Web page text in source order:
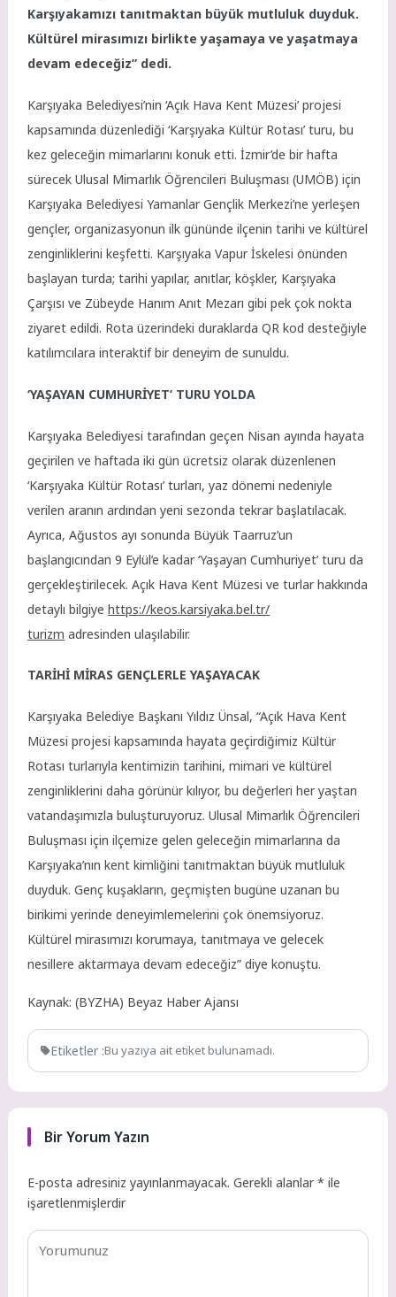
Karşıyakamızı tanıtmaktan büyük mutluluk duyduk.
Kültürel mirasımızı birlikte yaşamaya ve yaşatmaya
devam edeceğiz” dedi.
Karşıyaka Belediyesi’nin ‘Açık Hava Kent Müzesi’ projesi
kapsamında düzenlediği ‘Karşıyaka Kültür Rotası’ turu, bu
kez geleceğin mimarlarını konuk etti. İzmir’de bir hafta
sürecek Ulusal Mimarlık Öğrencileri Buluşması (UMÖB) için
Karşıyaka Belediyesi Yamanlar Gençlik Merkezi’ne yerleşen
gençler, organizasyonun ilk gününde ilçenin tarihi ve kültürel
zenginliklerini keşfetti. Karşıyaka Vapur İskelesi önünden
başlayan turda; tarihi yapılar, anıtlar, köşkler, Karşıyaka
Çarşısı ve Zübeyde Hanım Anıt Mezarı gibi pek çok nokta
ziyaret edildi. Rota üzerindeki duraklarda QR kod desteğiyle
katılımcılara interaktif bir deneyim de sunuldu.
‘YAŞAYAN CUMHURİYET’ TURU YOLDA
Karşıyaka Belediyesi tarafından geçen Nisan ayında hayata
geçirilen ve haftada iki gün ücretsiz olarak düzenlenen
‘Karşıyaka Kültür Rotası’ turları, yaz dönemi nedeniyle
verilen aranın ardından yeni sezonda tekrar başlatılacak.
Ayrıca, Ağustos ayı sonunda Büyük Taarruz’un
başlangıcından 9 Eylül’e kadar ‘Yaşayan Cumhuriyet’ turu da
gerçekleştirilecek. Açık Hava Kent Müzesi ve turlar hakkında
detaylı bilgiyehttps://keos.karsiyaka.bel.tr/
turizm adresinden ulaşılabilir.
TARİHİ MİRAS GENÇLERLE YAŞAYACAK
Karşıyaka Belediye Başkanı Yıldız Ünsal, “Açık Hava Kent
Müzesi projesi kapsamında hayata geçirdiğimiz Kültür
Rotası turlarıyla kentimizin tarihini, mimari ve kültürel
zenginliklerini daha görünür kılıyor, bu değerleri her yaştan
vatandaşımızla buluşturuyoruz. Ulusal Mimarlık Öğrencileri
Buluşması için ilçemize gelen geleceğin mimarlarına da
Karşıyaka’nın kent kimliğini tanıtmaktan büyük mutluluk
duyduk. Genç kuşakların, geçmişten bugüne uzanan bu
birikimi yerinde deneyimlemelerini çok önemsiyoruz.
Kültürel mirasımızı korumaya, tanıtmaya ve gelecek
nesillere aktarmaya devam edeceğiz” diye konuştu.
Kaynak: (BYZHA) Beyaz Haber Ajansı
Etiketler :Bu yazıya ait etiket bulunamadı.
Bir Yorum Yazın
E-posta adresiniz yayınlanmayacak. Gerekli alanlar* ile
işaretlenmişlerdir